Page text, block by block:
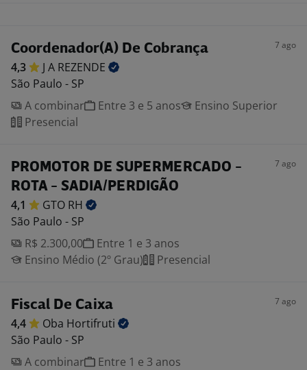
Coordenador(A) De Cobrança 7 ago
4,3 J A REZENDE
São Paulo - SP
A combinar
Entre 3 e 5 anos
Ensino Superior
Presencial
PROMOTOR DE SUPERMERCADO -
ROTA - SADIA/PERDIGÃO
7 ago
4,1 GTO RH
São Paulo - SP
R$ 2.300,00
Entre 1 e 3 anos
Ensino Médio (2º Grau)
Presencial
Fiscal De Caixa 7 ago
4,4 Oba Hortifruti
São Paulo - SP
A combinar
Entre 1 e 3 anos